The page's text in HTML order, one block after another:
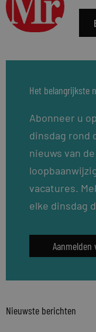
Het belangrijkste
Abonneer u
dinsdag rond
nieuws van
vacatures.
elke dinsdag
Aanmelden
Nieuwste berichten